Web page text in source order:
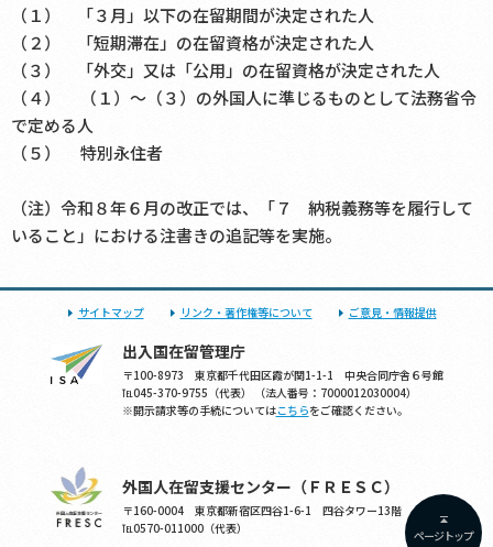
（１） 「３月」以下の在留期間が決定された人
（２） 「短期滞在」の在留資格が決定された人
（３） 「外交」又は「公用」の在留資格が決定された人
（４） （１）～（３）の外国人に準じるものとして法務省令
で定める人
（５） 特別永住者
（注）令和８年６月の改正では、「７ 納税義務等を履行して
いること」における注書きの追記等を実施。
ページトップ
サイトマップ リンク・著作権等について ご意見・情報提供
出入国在留管理庁
〒100-8973 東京都千代田区霞が関1-1-1 中央合同庁舎６号館
℡045-370-9755（代表） （法人番号：7000012030004）
※開示請求等の手続についてはこちらをご確認ください。
外国人在留支援センター（ＦＲＥＳＣ）
〒160-0004 東京都新宿区四谷1-6-1 四谷タワー13階
℡0570-011000（代表）